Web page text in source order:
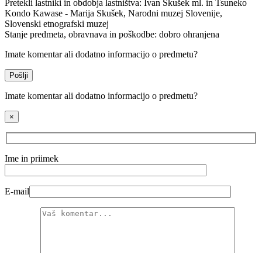
Pretekli lastniki in obdobja lastništva: Ivan Skušek ml. in Tsuneko
Kondo Kawase - Marija Skušek, Narodni muzej Slovenije,
Slovenski etnografski muzej
Stanje predmeta, obravnava in poškodbe: dobro ohranjena
Imate komentar ali dodatno informacijo o predmetu?
Pošlji
Imate komentar ali dodatno informacijo o predmetu?
×
Ime in priimek
E-mail